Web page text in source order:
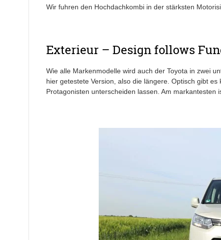
Wir fuhren den Hochdachkombi in der stärksten
Exterieur – Design follows
Wie alle Markenmodelle wird auch der Toyota in zwei
hier getestete Version, also die längere. Optisch gibt
Protagonisten unterscheiden lassen. Am markantesten